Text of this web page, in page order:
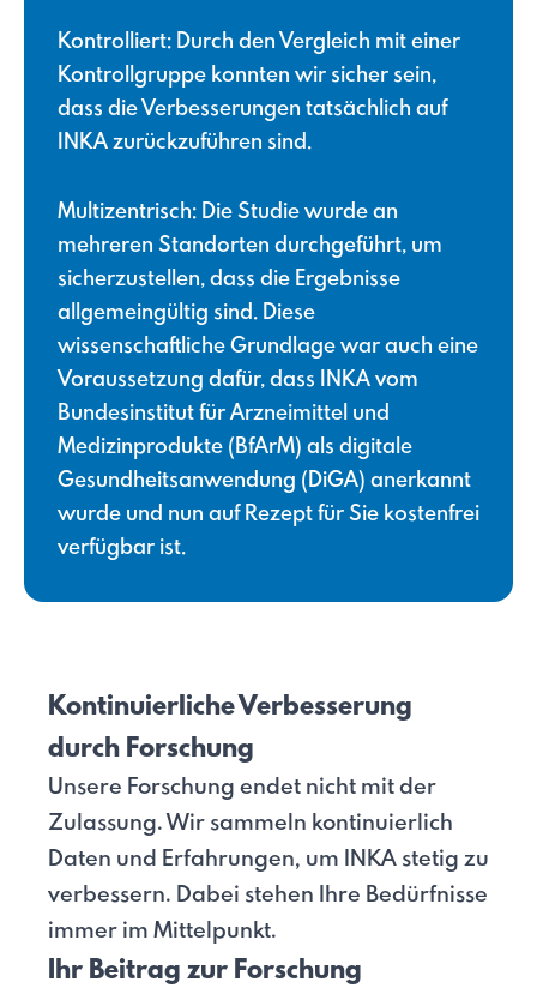
Kontrolliert: Durch den Vergleich mit einer
Kontrollgruppe konnten wir sicher sein,
dass die Verbesserungen tatsächlich auf
INKA zurückzuführen sind.
Multizentrisch: Die Studie wurde an
mehreren Standorten durchgeführt, um
sicherzustellen, dass die Ergebnisse
allgemeingültig sind. Diese
wissenschaftliche Grundlage war auch eine
Voraussetzung dafür, dass INKA vom
Bundesinstitut für Arzneimittel und
Medizinprodukte (BfArM) als digitale
Gesundheitsanwendung (DiGA) anerkannt
wurde und nun auf Rezept für Sie kostenfrei
verfügbar ist.
Kontinuierliche Verbesserung
durch Forschung
Unsere Forschung endet nicht mit der
Zulassung. Wir sammeln kontinuierlich
Daten und Erfahrungen, um INKA stetig zu
verbessern. Dabei stehen Ihre Bedürfnisse
immer im Mittelpunkt.
Ihr Beitrag zur Forschung